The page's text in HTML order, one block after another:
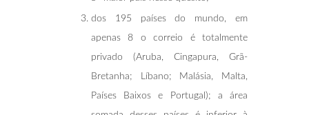
dos 195 países do mundo, em
apenas 8 o correio é totalmente
privado (Aruba, Cingapura, Grã-
Bretanha; Líbano; Malásia, Malta,
Países Baixos e Portugal); a área